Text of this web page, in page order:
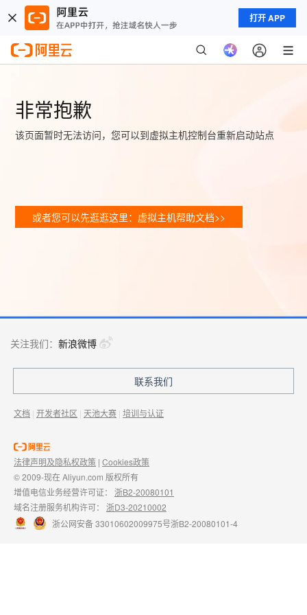
打开 APP
非常抱歉
该页面暂时无法访问，您可以到虚拟主机控制台重新启动站点
或者您可以先逛逛这里：虚拟主机帮助文档>>